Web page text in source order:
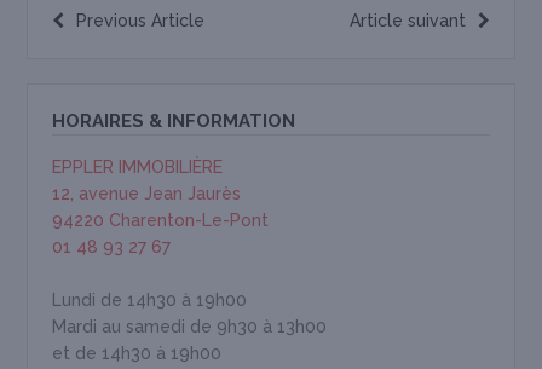
Article suivant
Previous Article
HORAIRES & INFORMATION
EPPLER IMMOBILIÈRE
12, avenue Jean Jaurès
94220 Charenton-Le-Pont
01 48 93 27 67
Lundi de 14h30 à 19h00
Mardi au samedi de 9h30 à 13h00
et de 14h30 à 19h00